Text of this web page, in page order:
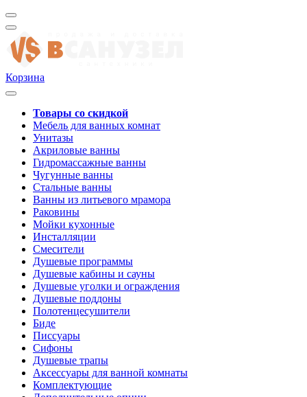
Корзина
Товары со скидкой
Мебель для ванных комнат
Унитазы
Акриловые ванны
Гидромассажные ванны
Чугунные ванны
Стальные ванны
Ванны из литьевого мрамора
Раковины
Мойки кухонные
Инсталляции
Смесители
Душевые программы
Душевые кабины и сауны
Душевые уголки и ограждения
Душевые поддоны
Полотенцесушители
Биде
Писсуары
Сифоны
Душевые трапы
Аксессуары для ванной комнаты
Комплектующие